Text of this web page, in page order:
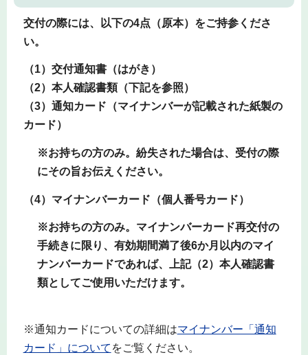
交付の際には、以下の4点（原本）をご持参くださ
い。
（1）交付通知書（はがき）
（2）本人確認書類（下記を参照）
（3）通知カード（マイナンバーが記載された紙製の
カード）
※お持ちの方のみ。紛失された場合は、受付の際
にその旨お伝えください。
（4）マイナンバーカード（個人番号カード）
※お持ちの方のみ。マイナンバーカード再交付の
手続きに限り、有効期間満了後6か月以内のマイ
ナンバーカードであれば、上記（2）本人確認書
類としてご使用いただけます。
※通知カードについての詳細はマイナンバー「通知
カード」について をご覧ください。